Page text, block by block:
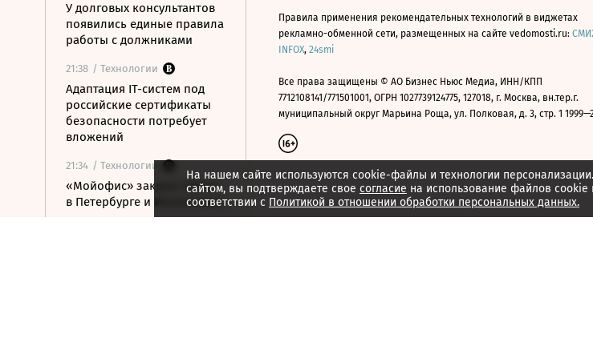
У долговых консультантов
появились единые правила
работы с должниками
21:38 / Технологии
Адаптация IT-систем под
российские сертификаты
безопасности потребует
вложений
21:34 / Технологии
«Мойофис» закрыл офисы
в Петербурге и Иннополисе
На нашем сайте используются cookie-файлы и технологии
сайтом, вы подтверждаете свое согласие на использование файлов cookie
соответствии с Политикой в отношении обработки персональных данных.
Правила применения рекомендательных технологий в виджетах
рекламно-обменной сети, размещенных на сайте vedomosti.ru:
INFOX, 24smi
Все права защищены © АО Бизнес Ньюс Медиа, ИНН/КПП
7712108141/771501001, ОГРН 1027739124775, 127018, г. Москва, вн.тер.г.
муниципальный округ Марьина Роща, ул. Полковая, д. 3, стр. 1